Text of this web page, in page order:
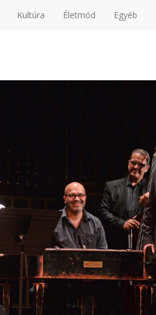
Kultúra Életmód Egyéb